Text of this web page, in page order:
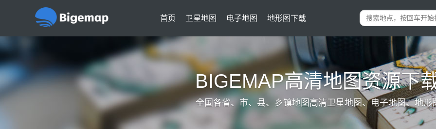
首页 卫星地图 电子地图 地形图下载
BIGEMAP高清地图资源下
全国各省、市、县、乡镇地图高清卫星地图、电子地图、地形